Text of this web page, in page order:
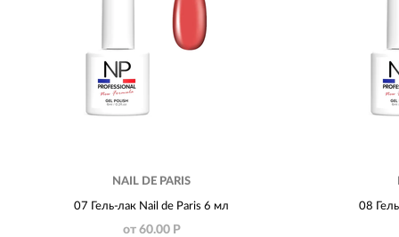
NAIL DE PARIS
07 Гель-лак Nail de Paris 6 мл
от 60.00 Р
08